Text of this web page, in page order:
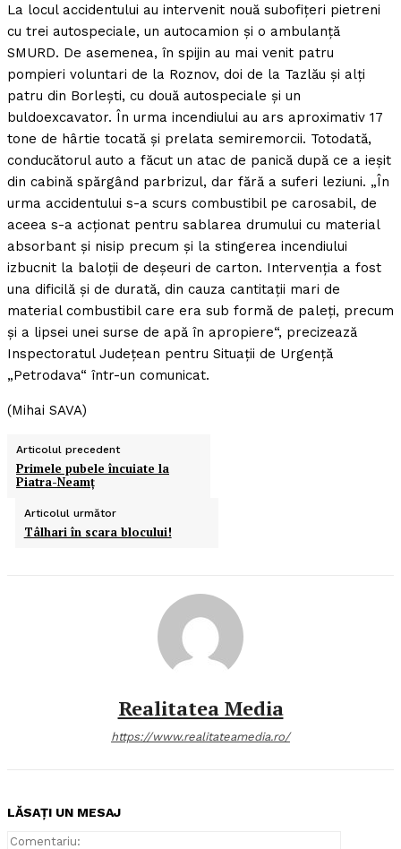
La locul accidentului au intervenit nouă subofiţeri pietreni
cu trei autospeciale, un autocamion şi o ambulanţă
SMURD. De asemenea, în spijin au mai venit patru
pompieri voluntari de la Roznov, doi de la Tazlău şi alţi
patru din Borleşti, cu două autospeciale şi un
buldoexcavator. În urma incendiului au ars aproximativ 17
tone de hârtie tocată şi prelata semiremorcii. Totodată,
conducătorul auto a făcut un atac de panică după ce a ieşit
din cabină spărgând parbrizul, dar fără a suferi leziuni. „În
urma accidentului s-a scurs combustibil pe carosabil, de
aceea s-a acţionat pentru sablarea drumului cu material
absorbant şi nisip precum şi la stingerea incendiului
izbucnit la baloţii de deşeuri de carton. Intervenţia a fost
una dificilă şi de durată, din cauza cantitaţii mari de
material combustibil care era sub formă de paleţi, precum
şi a lipsei unei surse de apă în apropiere“, precizează
Inspectoratul Judeţean pentru Situaţii de Urgenţă
„Petrodava“ într-un comunicat.
(Mihai SAVA)
Articolul precedent
Primele pubele încuiate la
Piatra-Neamţ
Articolul următor
Tâlhari în scara blocului!
Realitatea Media
https://www.realitateamedia.ro/
LĂSAȚI UN MESAJ